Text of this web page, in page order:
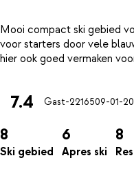
Mooi compact ski gebied
voor starters door vele
7.4 Gast-2216509-01-
8
Ski gebied
6
Apres ski
8